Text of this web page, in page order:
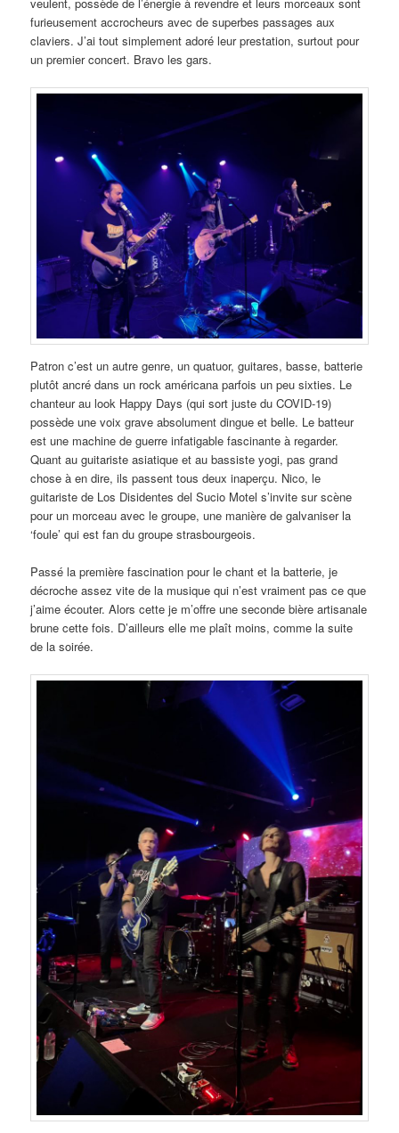
veulent, possède de l’énergie à revendre et leurs morceaux sont
furieusement accrocheurs avec de superbes passages aux
claviers. J’ai tout simplement adoré leur prestation, surtout pour
un premier concert. Bravo les gars.
Patron c’est un autre genre, un quatuor, guitares, basse, batterie
plutôt ancré dans un rock américana parfois un peu sixties. Le
chanteur au look Happy Days (qui sort juste du COVID-19)
possède une voix grave absolument dingue et belle. Le batteur
est une machine de guerre infatigable fascinante à regarder.
Quant au guitariste asiatique et au bassiste yogi, pas grand
chose à en dire, ils passent tous deux inaperçu. Nico, le
guitariste de Los Disidentes del Sucio Motel s’invite sur scène
pour un morceau avec le groupe, une manière de galvaniser la
‘foule’ qui est fan du groupe strasbourgeois.
Passé la première fascination pour le chant et la batterie, je
décroche assez vite de la musique qui n’est vraiment pas ce que
j’aime écouter. Alors cette je m’offre une seconde bière artisanale
brune cette fois. D’ailleurs elle me plaît moins, comme la suite
de la soirée.